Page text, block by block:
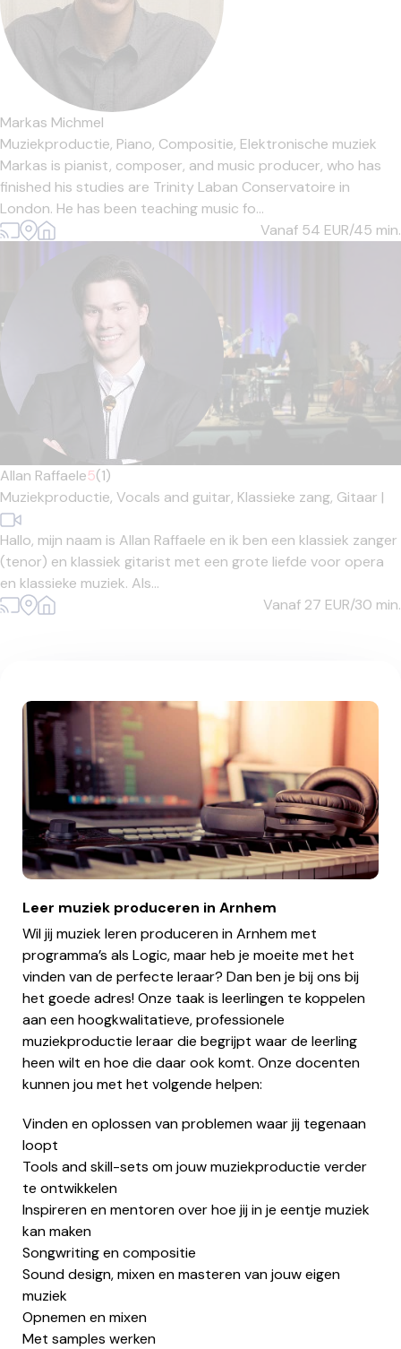
Markas Michmel
Muziekproductie, Piano, Compositie, Elektronische muziek
Markas is pianist, composer, and music producer, who has
finished his studies are Trinity Laban Conservatoire in
London. He has been teaching music fo...
Vanaf 54 EUR/45 min.
Allan Raffaele5(1)
Muziekproductie, Vocals and guitar, Klassieke zang, Gitaar |
Hallo, mijn naam is Allan Raffaele en ik ben een klassiek zanger
(tenor) en klassiek gitarist met een grote liefde voor opera
en klassieke muziek. Als...
Vanaf 27 EUR/30 min.
Leer muziek produceren in Arnhem
Wil jij muziek leren produceren in Arnhem met
programma’s als Logic, maar heb je moeite met het
vinden van de perfecte leraar? Dan ben je bij ons bij
het goede adres! Onze taak is leerlingen te koppelen
aan een hoogkwalitatieve, professionele
muziekproductie leraar die begrijpt waar de leerling
heen wilt en hoe die daar ook komt. Onze docenten
kunnen jou met het volgende helpen:
Vinden en oplossen van problemen waar jij tegenaan
loopt
Tools and skill-sets om jouw muziekproductie verder
te ontwikkelen
Inspireren en mentoren over hoe jij in je eentje muziek
kan maken
Songwriting en compositie
Sound design, mixen en masteren van jouw eigen
muziek
Opnemen en mixen
Met samples werken